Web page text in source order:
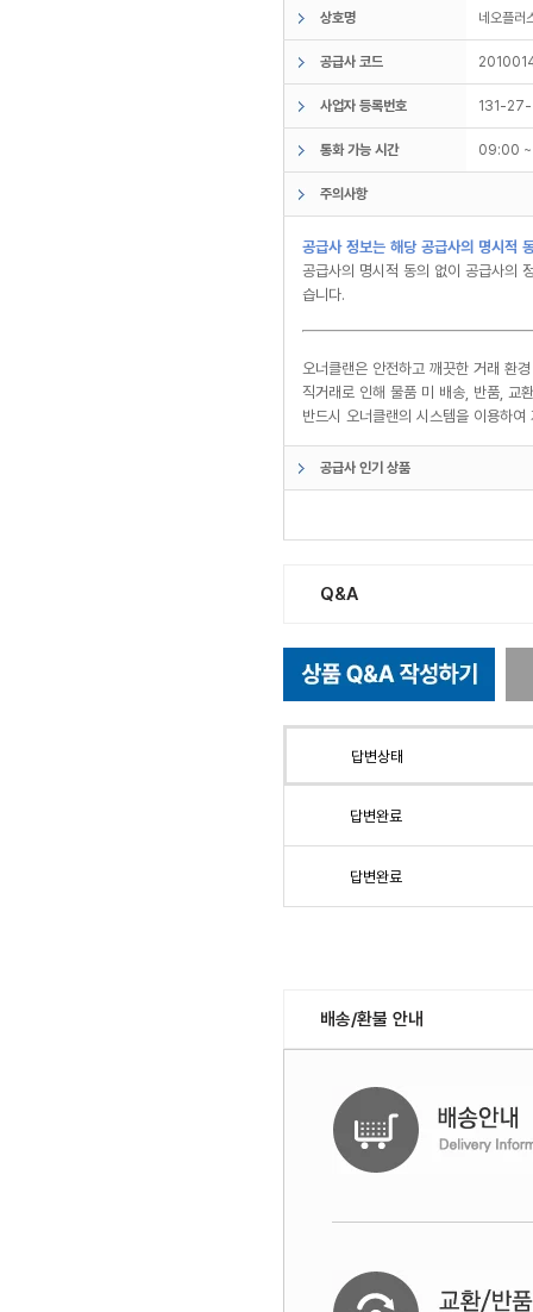
상호명 네오플
공급사 코드
사업자 등록번호 131-
통화 가능 시간 09:00
주의사항
공급사 정보는 해당 공급사의 명시적
공급사의 명시적 동의 없이 공급사의
습니다.
오너클랜은 안전하고 깨끗한 거래 환
직거래로 인해 물품 미 배송, 반품, 교
반드시 오너클랜의 시스템을 이용하
공급사 인기 상품
Q&A
답변상태
답변완료
답변완료
배송/환불 안내